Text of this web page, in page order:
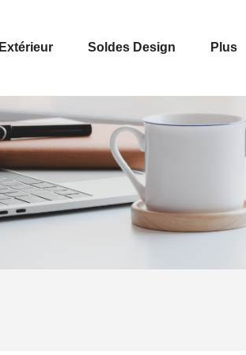
Extérieur Soldes Design Plus